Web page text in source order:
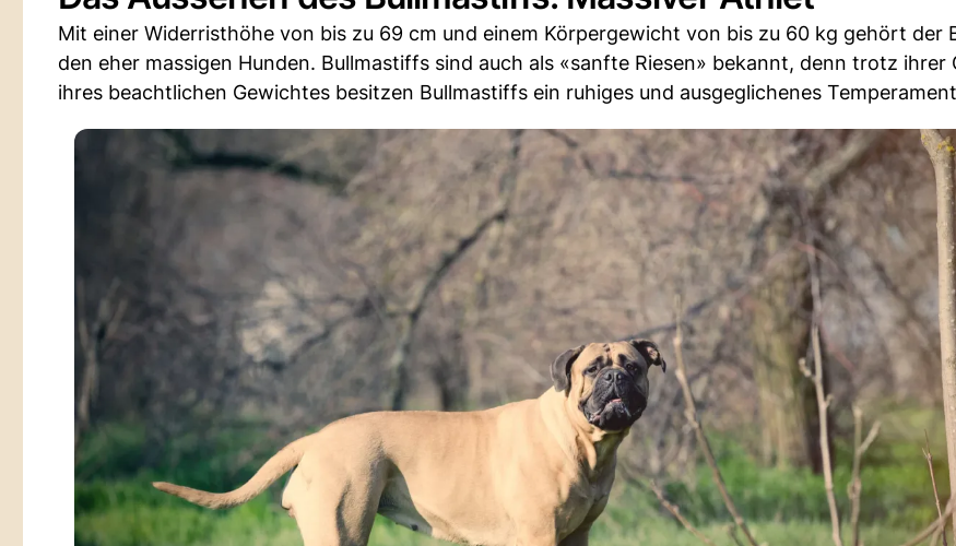
Mit einer Widerristhöhe von bis zu 69 cm und einem Körpergewicht von bis zu 60 kg gehört der
den eher massigen Hunden. Bullmastiffs sind auch als «sanfte Riesen» bekannt, denn trotz ihrer
ihres beachtlichen Gewichtes besitzen Bullmastiffs ein ruhiges und ausgeglichenes